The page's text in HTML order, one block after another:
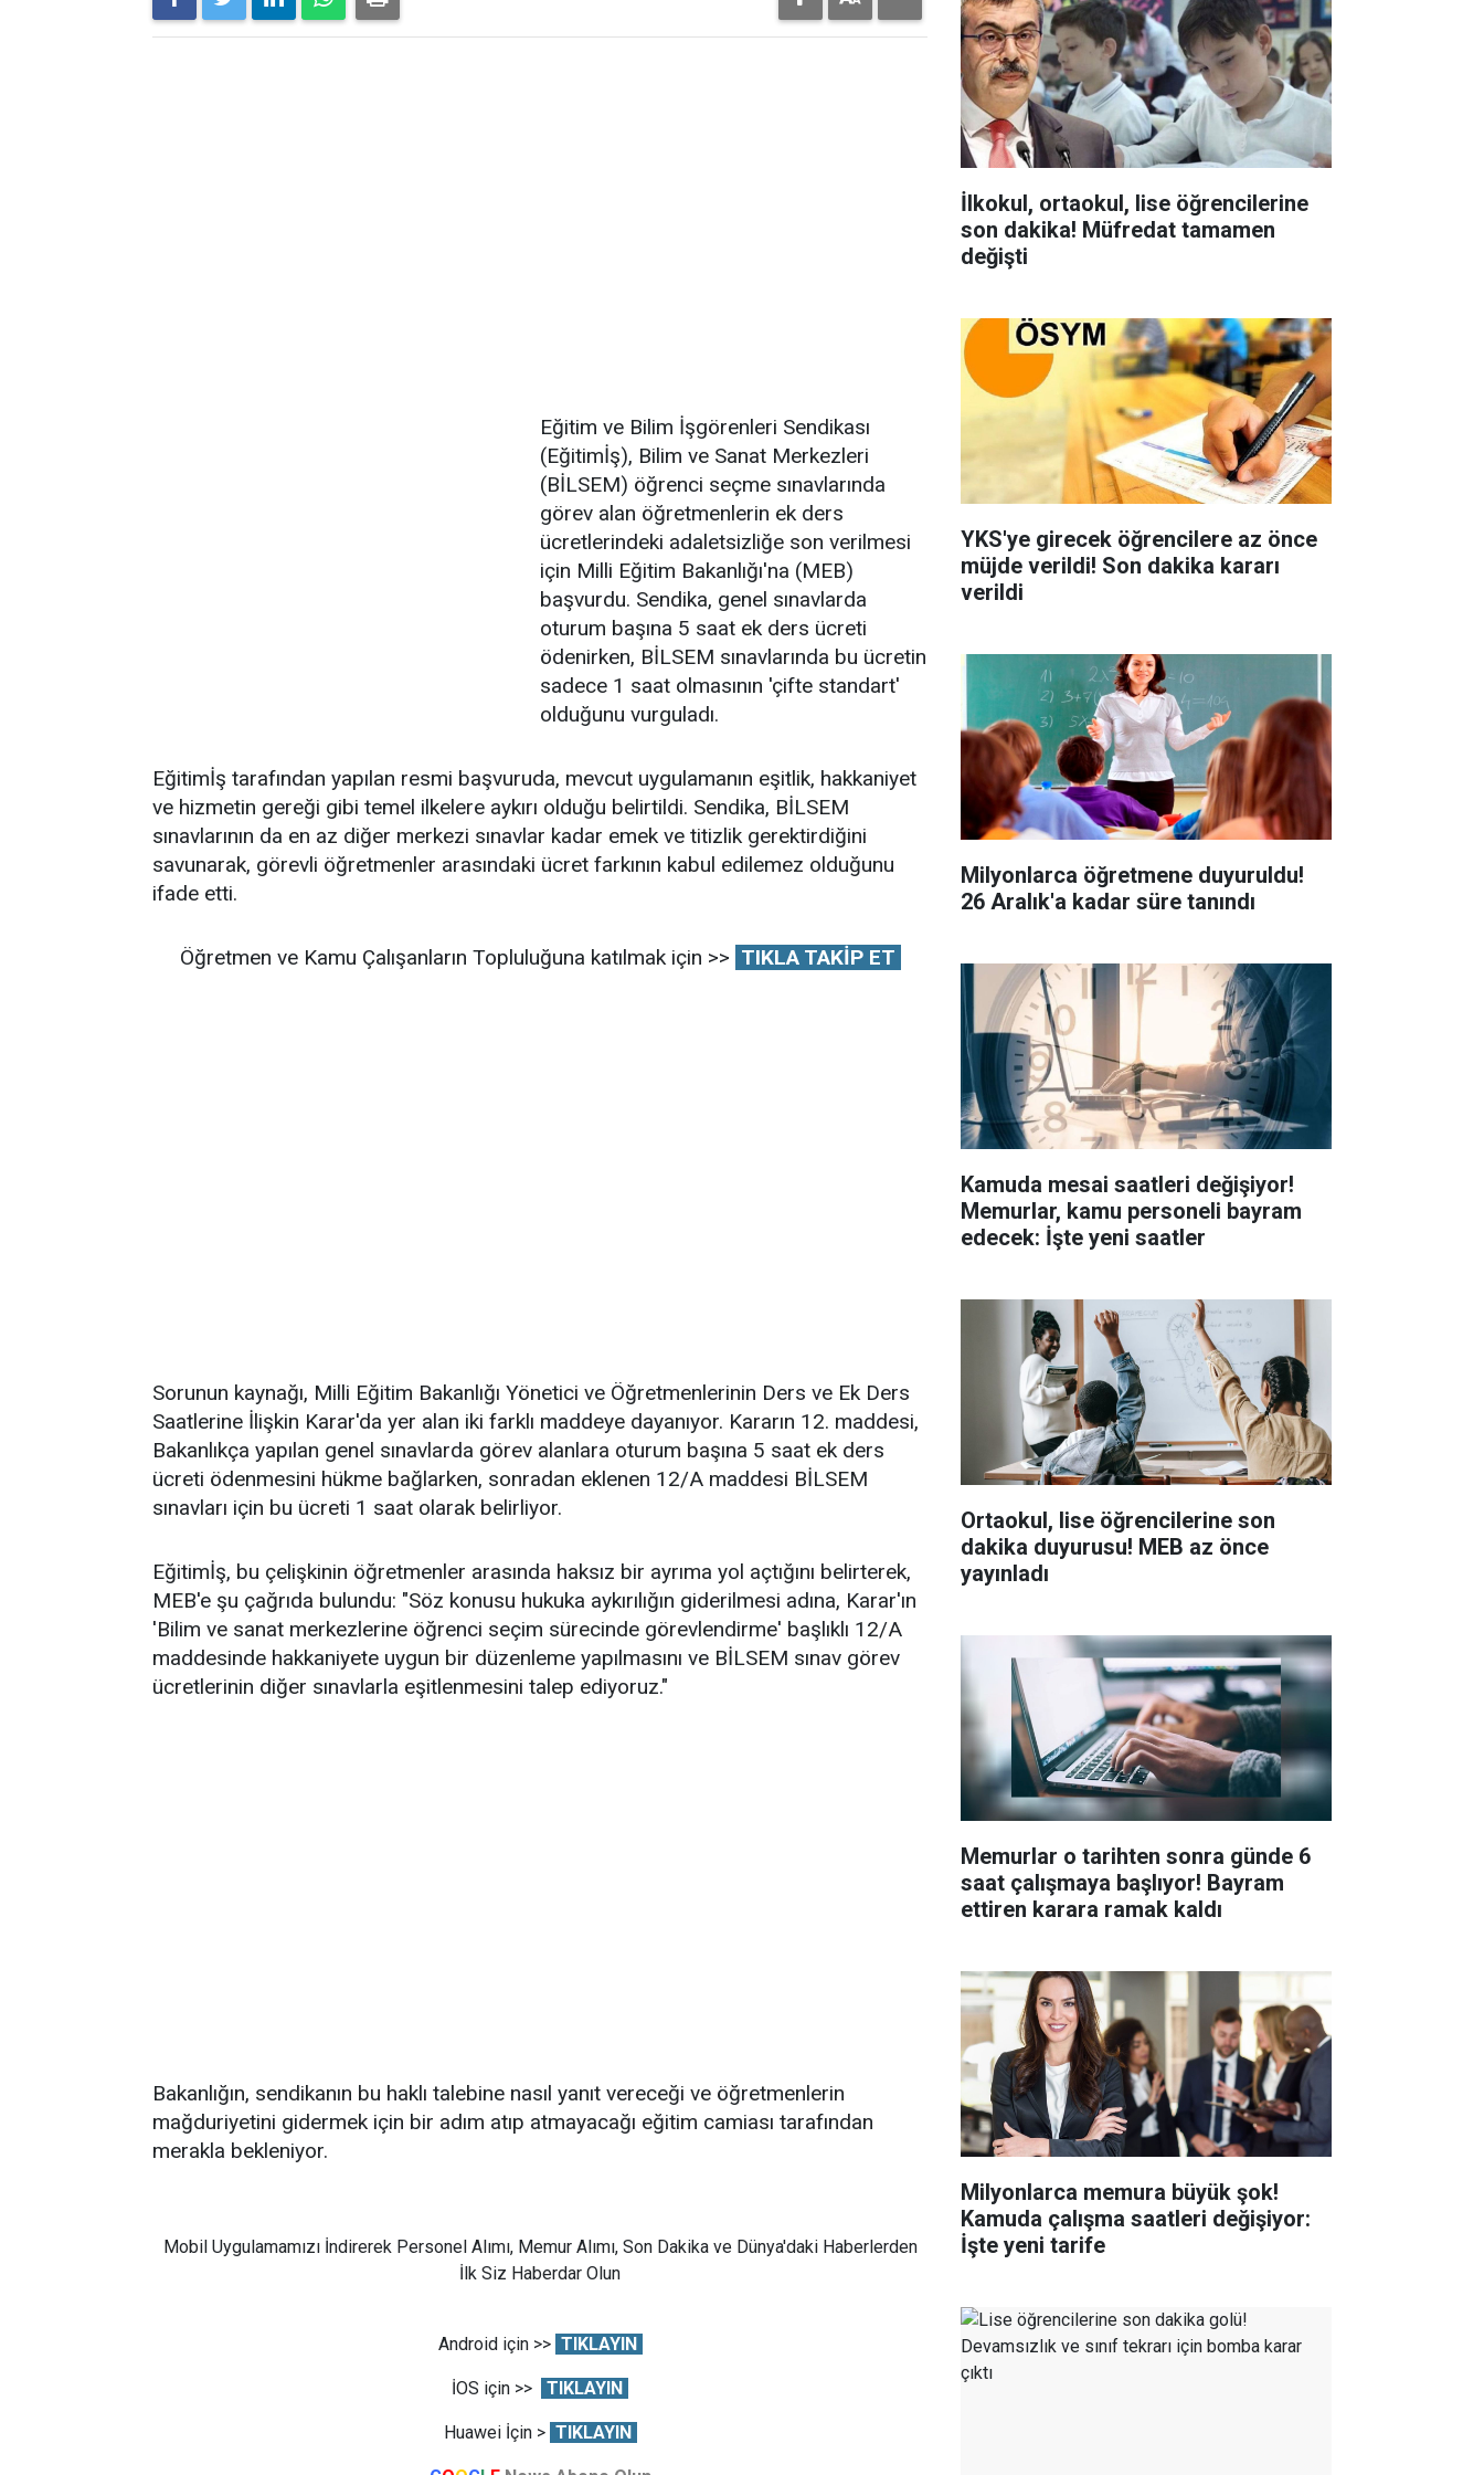
Eğitim ve Bilim İşgörenleri Sendikası
(Eğitimİş), Bilim ve Sanat Merkezleri
(BİLSEM) öğrenci seçme sınavlarında
görev alan öğretmenlerin ek ders
ücretlerindeki adaletsizliğe son verilmesi
için Milli Eğitim Bakanlığı'na (MEB)
başvurdu. Sendika, genel sınavlarda
oturum başına 5 saat ek ders ücreti
ödenirken, BİLSEM sınavlarında bu ücretin
sadece 1 saat olmasının 'çifte standart'
olduğunu vurguladı.
Eğitimİş tarafından yapılan resmi başvuruda, mevcut uygulamanın eşitlik, hakkaniyet
ve hizmetin gereği gibi temel ilkelere aykırı olduğu belirtildi. Sendika, BİLSEM
sınavlarının da en az diğer merkezi sınavlar kadar emek ve titizlik gerektirdiğini
savunarak, görevli öğretmenler arasındaki ücret farkının kabul edilemez olduğunu
ifade etti.
Öğretmen ve Kamu Çalışanların Topluluğuna katılmak için >> TIKLA TAKİP ET
Sorunun kaynağı, Milli Eğitim Bakanlığı Yönetici ve Öğretmenlerinin Ders ve Ek Ders
Saatlerine İlişkin Karar'da yer alan iki farklı maddeye dayanıyor. Kararın 12. maddesi,
Bakanlıkça yapılan genel sınavlarda görev alanlara oturum başına 5 saat ek ders
ücreti ödenmesini hükme bağlarken, sonradan eklenen 12/A maddesi BİLSEM
sınavları için bu ücreti 1 saat olarak belirliyor.
Eğitimİş, bu çelişkinin öğretmenler arasında haksız bir ayrıma yol açtığını belirterek,
MEB'e şu çağrıda bulundu: "Söz konusu hukuka aykırılığın giderilmesi adına, Karar'ın
'Bilim ve sanat merkezlerine öğrenci seçim sürecinde görevlendirme' başlıklı 12/A
maddesinde hakkaniyete uygun bir düzenleme yapılmasını ve BİLSEM sınav görev
ücretlerinin diğer sınavlarla eşitlenmesini talep ediyoruz."
Bakanlığın, sendikanın bu haklı talebine nasıl yanıt vereceği ve öğretmenlerin
mağduriyetini gidermek için bir adım atıp atmayacağı eğitim camiası tarafından
merakla bekleniyor.
Mobil Uygulamamızı İndirerek Personel Alımı, Memur Alımı, Son Dakika ve Dünya'daki Haberlerden
İlk Siz Haberdar Olun
Android için >> TIKLAYIN
İOS için >> TIKLAYIN
Huawei İçin > TIKLAYIN
İlkokul, ortaokul, lise öğrencilerine
son dakika! Müfredat tamamen
değişti
YKS'ye girecek öğrencilere az önce
müjde verildi! Son dakika kararı
verildi
Milyonlarca öğretmene duyuruldu!
26 Aralık'a kadar süre tanındı
Kamuda mesai saatleri değişiyor!
Memurlar, kamu personeli bayram
edecek: İşte yeni saatler
Ortaokul, lise öğrencilerine son
dakika duyurusu! MEB az önce
yayınladı
Memurlar o tarihten sonra günde 6
saat çalışmaya başlıyor! Bayram
ettiren karara ramak kaldı
Milyonlarca memura büyük şok!
Kamuda çalışma saatleri değişiyor:
İşte yeni tarife